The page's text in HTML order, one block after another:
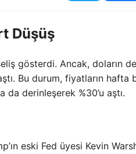
Düşüş
gösterdi. Ancak, doların
Bu durum, fiyatların hafta
derinleşerek %30’u aştı.
eski Fed üyesi Kevin